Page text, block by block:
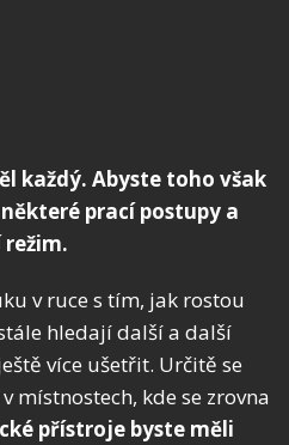
každý. Abyste toho však
prací postupy a
v ruce s tím, jak rostou
hledají další a další
více ušetřit. Určitě se
místnostech, kde se zrovna
přístroje byste měli